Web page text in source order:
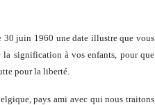
30 juin 1960 une date illustre que vous
la signification à vos enfants, pour que
pour la liberté.
pays ami avec qui nous traitons